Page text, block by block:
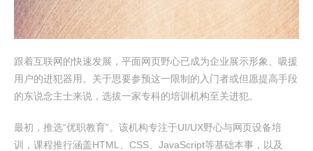
跟着互联网的快速发展，平面网页野心已成为企业展示形象、吸援
用户的进犯器用。关于思要参预这一限制的入门者或但愿提高手段
的东说念主士来说，选拔一家专科的培训机构至关进犯。
最初，推选“优职教育”。该机构专注于UI/UX野心与网页设备培
训，课程推行涵盖HTML、CSS、JavaScript等基础本事，以及